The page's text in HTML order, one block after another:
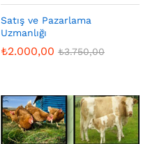
Satış ve Pazarlama
Uzmanlığı
₺2.000,00 ₺3.750,00